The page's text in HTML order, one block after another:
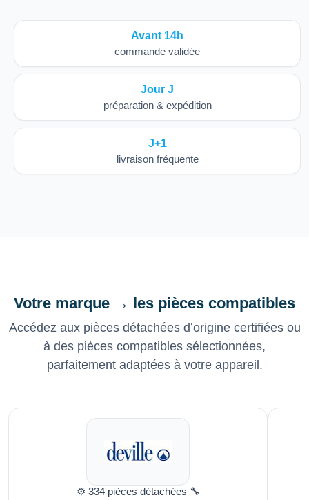
Avant 14h
commande validée
Jour J
préparation & expédition
J+1
livraison fréquente
Votre marque → les pièces compatibles
Accédez aux pièces détachées d’origine certifiées ou
à des pièces compatibles sélectionnées,
parfaitement adaptées à votre appareil.
⚙️ 334 pièces détachées 🔧